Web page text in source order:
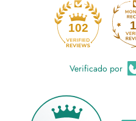
102
Verificado por